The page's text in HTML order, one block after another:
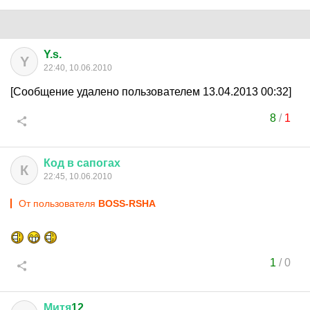
Y Y.s.
22:40, 10.06.2010
[Сообщение удалено пользователем 13.04.2013 00:32]
8/ 1
К Код в сапогах
22:45, 10.06.2010
От пользователя BOSS-RSHA
1 /0
Митя12